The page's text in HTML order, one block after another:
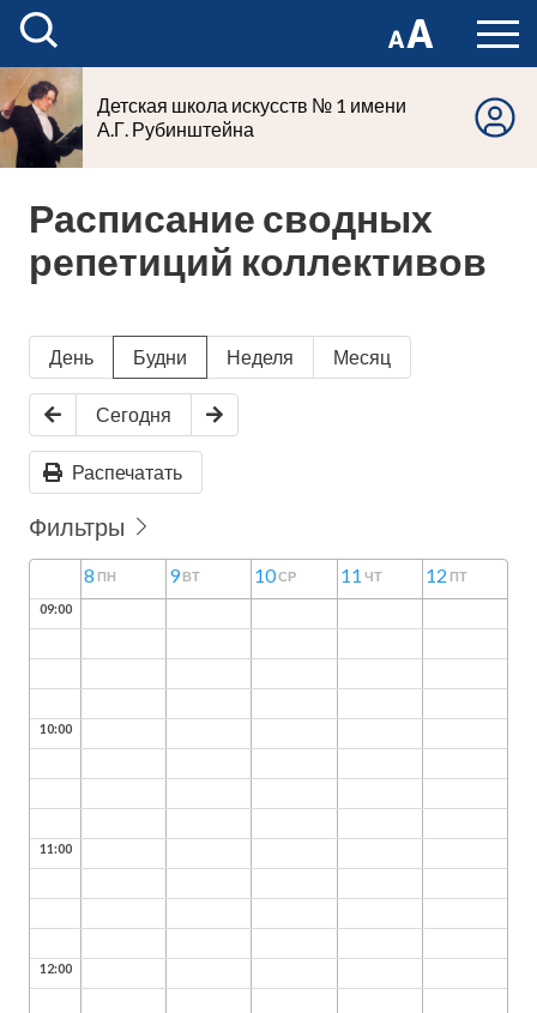
Детская школа искусств № 1 имени
А.Г. Рубинштейна
Расписание сводных
репетиций коллективов
День Будни Неделя Месяц
Сегодня
Распечатать
Фильтры
8 ПН 9 ВТ 10СР 11 ЧТ 12 ПТ
09:00
10:00
11:00
12:00